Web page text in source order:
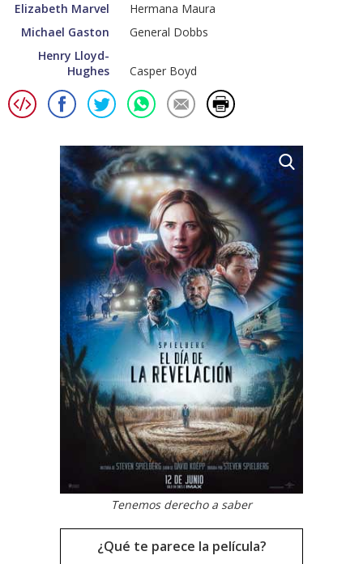
Elizabeth Marvel
Hermana Maura
Michael Gaston
General Dobbs
Henry Lloyd-
Hughes
Casper Boyd
Tenemos derecho a saber
¿Qué te parece la película?